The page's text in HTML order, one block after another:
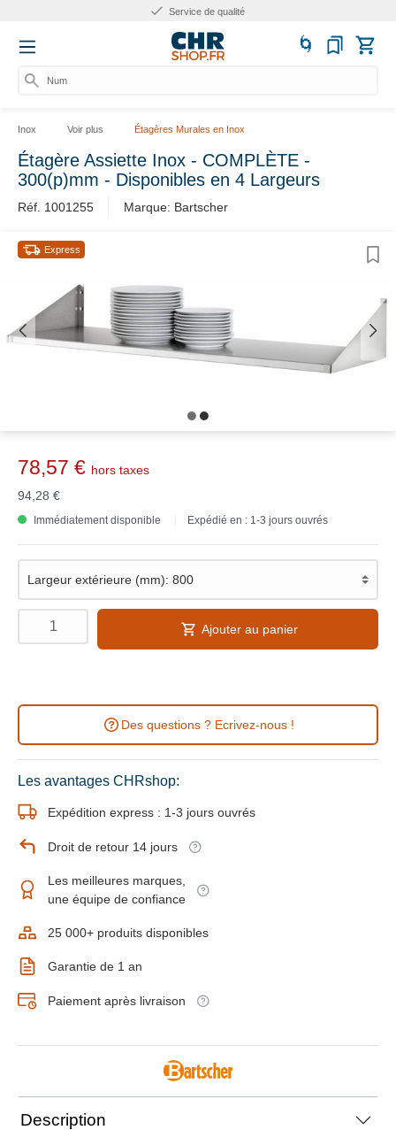
Service de qualité
Numér
Inox Voir plus Étagères Murales en Inox
Étagère Assiette Inox - COMPLÈTE -
300(p)mm - Disponibles en 4 Largeurs
Réf. 1001255 Marque: Bartscher
Express
78,57 € hors taxes
94,28 €
Immédiatement disponible Expédié en : 1-3 jours ouvrés
Ajouter au panier
Des questions ? Ecrivez-nous !
Les avantages CHRshop:
Expédition express : 1-3 jours ouvrés
Droit de retour 14 jours
Les meilleures marques,
une équipe de confiance
25 000+ produits disponibles
Garantie de 1 an
Paiement après livraison
Description